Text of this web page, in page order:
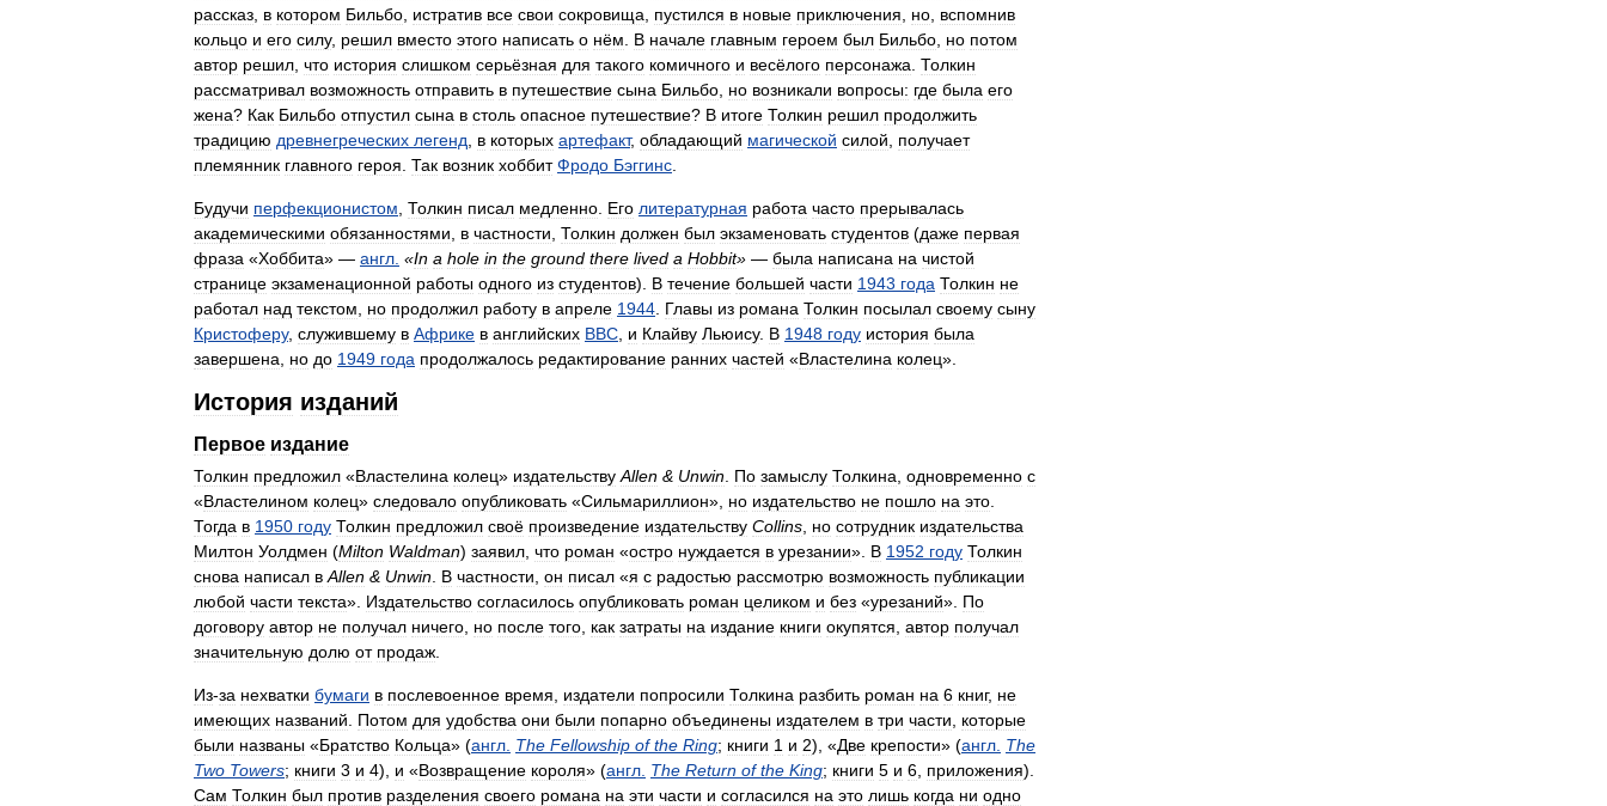
рассказ в котором Бильбо истратив все свои сокровища пустился в новые приключения но вспомнив
кольцо и его силу, решил вместо этого написать о нём В начале главным героем был Бильбо но потом
автор решил что история слишком серьёзная для такого комичного и весёлого персонажа Толкин
рассматривал возможность отправить в путешествие сына Бильбо но возникали вопросы: где была его
жена? Как Бильбо отпустил сына в столь опасное путешествие? В итоге Толкин решил продолжить
традицию древнегреческих легенд в которых артефакт, обладающий магической силой
получает
племянник главного героя Так возник хоббит Фродо Бэггинс
Будучи перфекционистом Толкин писал медленно Его литературная работа часто прерывалась
академическими обязанностями в частности Толкин должен был экзаменовать студентов (даже первая
фраза «Хоббита» — англ «In a hole in the ground there lived a Hobbit» — была написана на чистой
странице экзаменационной работы одного из студентов). В течение большей части 1943 года Толкин не
работал над текстом но продолжил работу в апреле 1944 Главы из романа Толкин посылал своему сыну
Кристоферу, служившему в Африке в английских ВВС и Клайву Льюису. В 1948 году история была
завершена
но до 1949 года продолжалось редактирование ранних частей «Властелина колец».
История изданий
Первое издание
Толкин предложил «Властелина колец» издательству Allen & Unwin По замыслу Толкина одновременно с
«Властелином колец» следовало опубликовать «Сильмариллион», но издательство не пошло на это
Тогда в 1950 году Толкин предложил своё произведение издательству Collins но сотрудник издательства
Милтон Уолдмен (Milton Waldman) заявил что роман «остро нуждается в урезании». В 1952 году Толкин
снова написал в Allen & Unwin В частности он писал «я с радостью рассмотрю возможность публикации
любой части текста». Издательство согласилось опубликовать роман целиком и без «урезаний». По
договору автор не получал ничего но после того как затраты на издание книги окупятся автор получал
значительную долю от продаж
Из-за нехватки бумаги в послевоенное время издатели попросили Толкина разбить роман на 6 книг, не
имеющих названий Потом для удобства они были попарно объединены издателем в три части
которые
были названы «Братство Кольца» (англ The Fellowship of the Ring; книги 1 и 2), «Две крепости» (англ The
Two Towers; книги 3 и 4), и «Возвращение короля» (англ The Return of the King; книги 5 и 6 приложения).
Сам Толкин был против разделения своего романа на эти части и согласился на это лишь когда ни одно